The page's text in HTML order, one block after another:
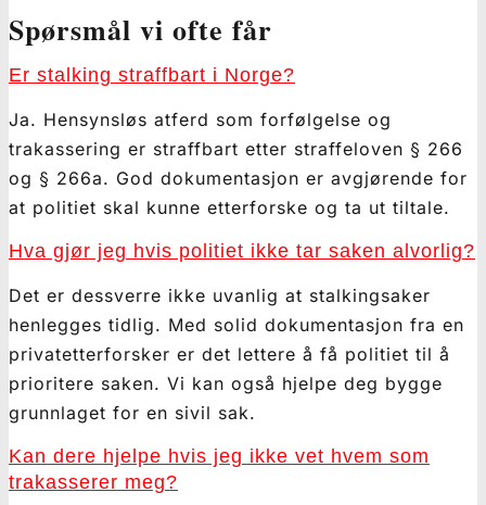
Spørsmål vi ofte får
Er stalking straffbart i Norge?
Ja. Hensynsløs atferd som forfølgelse og
trakassering er straffbart etter straffeloven § 266
og § 266a. God dokumentasjon er avgjørende for
at politiet skal kunne etterforske og ta ut tiltale.
Hva gjør jeg hvis politiet ikke tar saken alvorlig?
Det er dessverre ikke uvanlig at stalkingsaker
henlegges tidlig. Med solid dokumentasjon fra en
privatetterforsker er det lettere å få politiet til å
prioritere saken. Vi kan også hjelpe deg bygge
grunnlaget for en sivil sak.
Kan dere hjelpe hvis jeg ikke vet hvem som
trakasserer meg?